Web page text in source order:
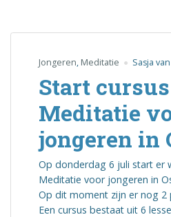
Jongeren, Meditatie Sasja
Start cursus
Meditatie
jongeren in
Op donderdag 6 juli start er
Meditatie voor jongeren in
Op dit moment zijn er nog 2
Een cursus bestaat uit 6